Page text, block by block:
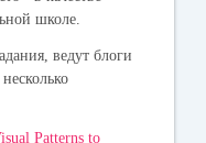
школе.
ведут блоги
Patterns to